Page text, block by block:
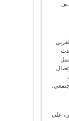
23 آب الحالي، على